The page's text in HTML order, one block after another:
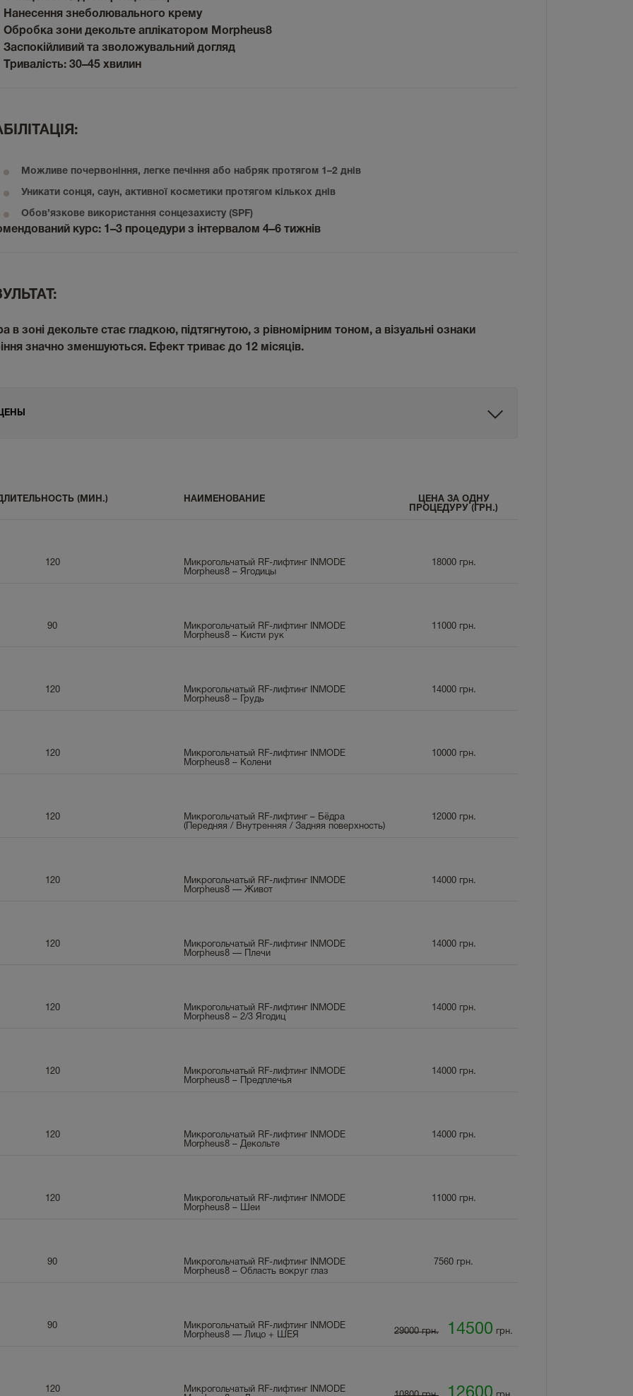
Нанесення знеболювального крему
Обробка зони декольте аплікатором Morpheus8
Заспокійливий та зволожувальний догляд
Тривалість: 30–45 хвилин
Можливе почервоніння, легке печіння або набряк протягом 1–2 днів
Уникати сонця, саун, активної косметики протягом кількох днів
Обов’язкове використання сонцезахисту (SPF)
курс: 1–3 процедури з інтервалом 4–6 тижнів
в зоні декольте стає гладкою, підтягнутою, з рівномірним тоном , а візуальні ознаки
значно зменшуються. Ефект триває до 12 місяців.
(МИН.) НАИМЕНОВАНИЕ
ЦЕНА ЗА ОДНУ
ПРОЦЕДУРУ (ГРН.)
120
Микрогольчатый RF-лифтинг INMODE
Morpheus8 – Ягодицы
18000грн.
90
Микрогольчатый RF-лифтинг INMODE
Morpheus8 – Кисти рук
11000грн.
120
Микрогольчатый RF-лифтинг INMODE
Morpheus8 – Грудь
14000грн.
120
Микрогольчатый RF-лифтинг INMODE
Morpheus8 – Колени
10000грн.
120
Микрогольчатый RF-лифтинг – Бёдра
(Передняя / Внутренняя / Задняя поверхность)
12000грн.
120
Микрогольчатый RF-лифтинг INMODE
Morpheus8 — Живот
14000грн.
120
Микрогольчатый RF-лифтинг INMODE
Morpheus8 — Плечи
14000грн.
120
Микрогольчатый RF-лифтинг INMODE
Morpheus8 – 2/3 Ягодиц
14000грн.
120
Микрогольчатый RF-лифтинг INMODE
Morpheus8 – Предплечья
14000грн.
120
Микрогольчатый RF-лифтинг INMODE
Morpheus8 – Декольте
14000грн.
120
Микрогольчатый RF-лифтинг INMODE
Morpheus8 – Шеи
11000грн.
90
Микрогольчатый RF-лифтинг INMODE
Morpheus8 – Область вокруг глаз
7560 грн.
90
Микрогольчатый RF-лифтинг INMODE
Morpheus8 — Лицо + ШЕЯ
29000 грн. 14500 грн.
120
Микрогольчатый RF-лифтинг INMODE